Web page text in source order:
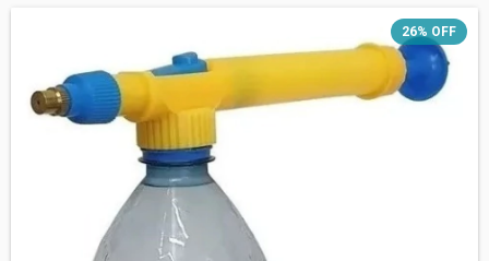
26% OFF